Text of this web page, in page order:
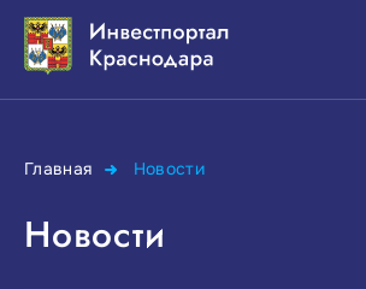
Главная Новости
Новости